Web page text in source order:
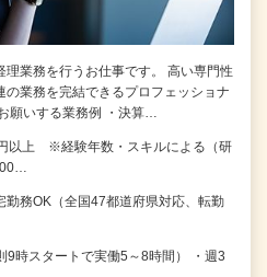
理業務を行うお仕事です。 高い専門性
の業務を完結できるプロフェッショナ
願いする業務例 ・決算…
以上 ※経験年数・スキルによる（研
勤務OK（全国47都道府県対応、転勤
9時スタートで実働5～8時間） ・週3